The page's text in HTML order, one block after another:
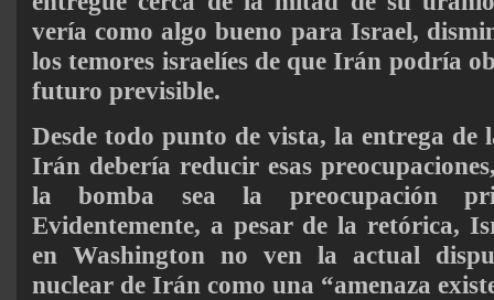
vería como algo bueno para Israel,
los temores israelíes de que Irán podría
futuro previsible.
Desde todo punto de vista, la entrega
Irán debería reducir esas
la bomba sea la preocupación
Evidentemente, a pesar de la retórica,
en Washington no ven la actual
nuclear de Irán como una “amenaza